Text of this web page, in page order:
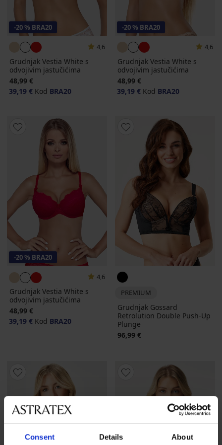
Consent Details About
-20 % BRA20
4,6
Grudnjak Vestia White s
odvojivim jastučićima
48,99 €
39,19 € Kod BRA20
-20 % BRA20
4,6
Grudnjak Vestia White s
odvojivim jastučićima
48,99 €
39,19 € Kod BRA20
-20 % BRA20
4,6
Grudnjak Vestia White s
odvojivim jastučićima
48,99 €
39,19 € Kod BRA20
PREMIUM
Grudnjak Gossard
Retrolution Double Push-Up
Plunge
96,99 €